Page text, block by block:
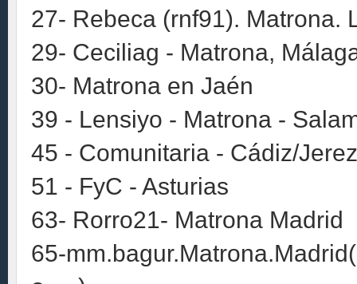
27- Rebeca (rnf91). Matrona.
29- Ceciliag - Matrona,
30- Matrona en Jaén
39 - Lensiyo - Matrona -
45 - Comunitaria - Cádiz/
51 - FyC - Asturias
63- Rorro21- Matrona Madrid
65-